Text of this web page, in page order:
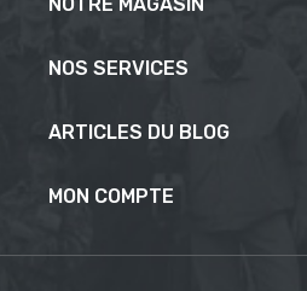
NOS SERVICES
ARTICLES DU BLOG
MON COMPTE